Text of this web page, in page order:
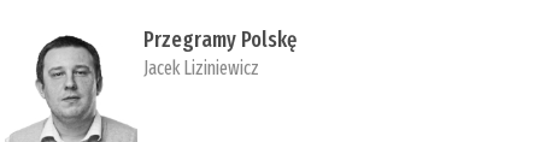
Przegramy Polskę
Jacek Liziniewicz